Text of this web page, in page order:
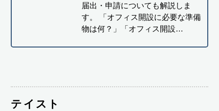
届出・申請についても解説しま
す。 「オフィス開設に必要な準備
物は何？」「オフィス開設…
テイスト